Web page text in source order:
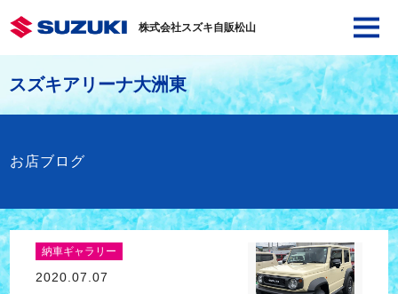
株式会社スズキ自販松山
スズキアリーナ大洲東
お店ブログ
納車ギャラリー
2020.07.07